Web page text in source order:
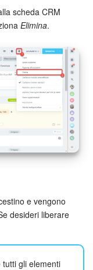
scheda CRM
Elimina.
e vengono
desideri liberare
gli elementi